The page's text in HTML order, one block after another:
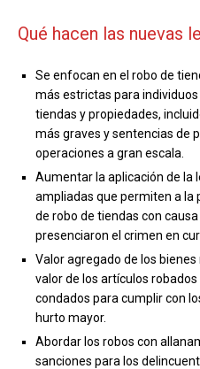
Qué hacen las nuevas
Se enfocan en el robo de
más estrictas para
tiendas y propiedades,
más graves y sentencias de
operaciones a gran escala.
Aumentar la aplicación de la
ampliadas que permiten a la
de robo de tiendas con
presenciaron el crimen en
Valor agregado de los
valor de los artículos
condados para cumplir con
hurto mayor.
Abordar los robos con
sanciones para los